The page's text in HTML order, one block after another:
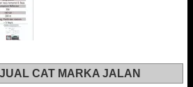
CAT MARKA JALAN